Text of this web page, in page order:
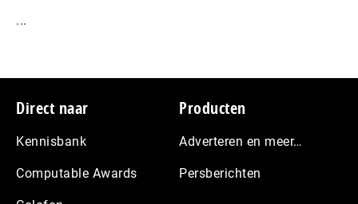
...
Footer
Direct naar
Kennisbank
Computable Awards
Producten
Adverteren en meer…
Persberichten